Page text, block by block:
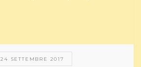
24 SETTEMBRE 2017